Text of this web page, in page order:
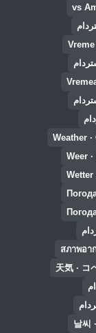
Weather
Weer
Wetter
สภาพอา
天気 · コ
날씨